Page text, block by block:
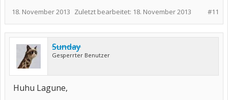
#11
18. November 2013 Zuletzt bearbeitet: 18. November 2013
Sunday
Gesperrter Benutzer
Huhu Lagune,